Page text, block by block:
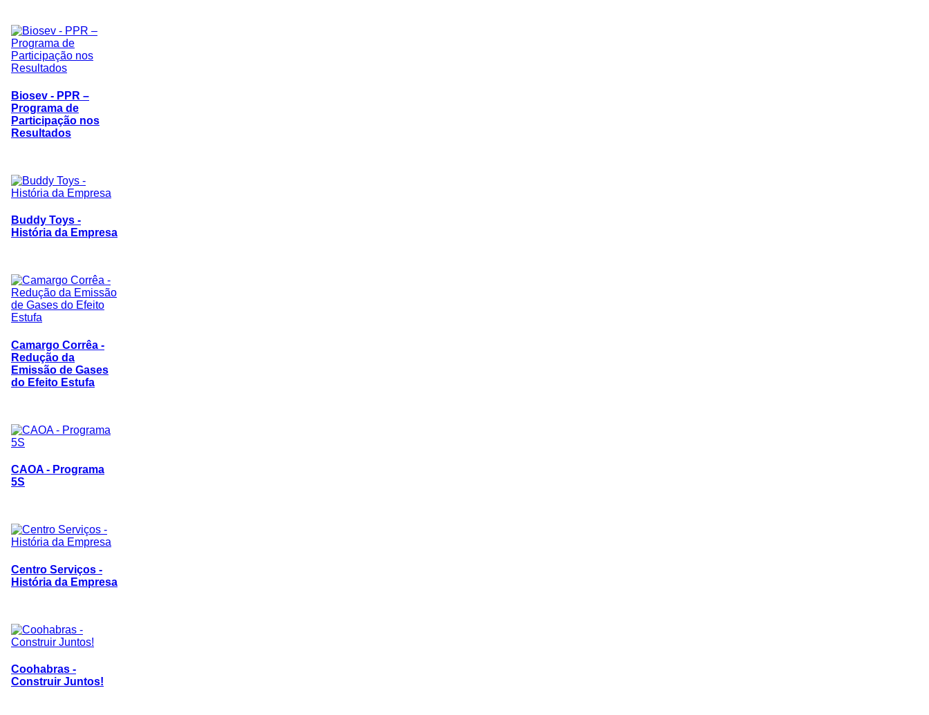
Biosev - PPR –
Programa de
Participação nos
Resultados
Buddy Toys -
História da Empresa
Camargo Corrêa -
Redução da
Emissão de Gases
do Efeito Estufa
CAOA - Programa
5S
Centro Serviços -
História da Empresa
Coohabras -
Construir Juntos!